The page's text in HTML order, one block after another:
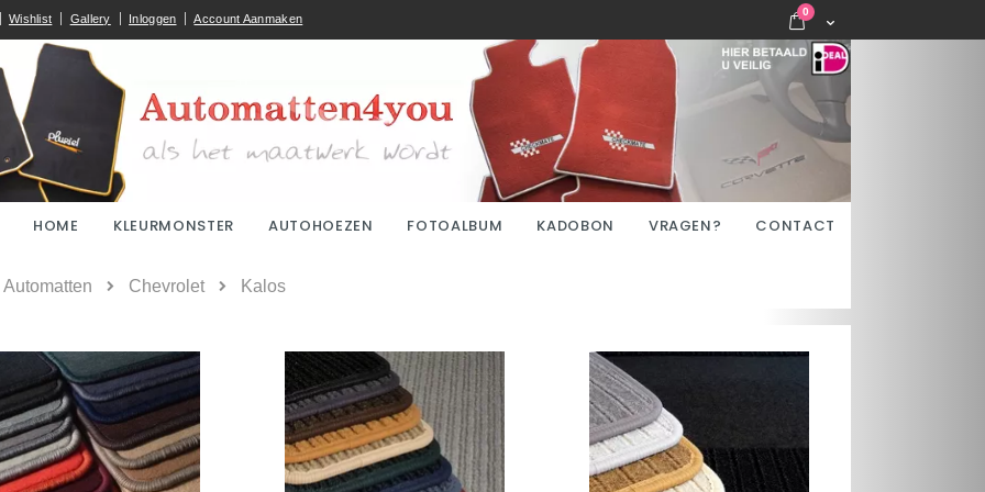
Wishlist Gallery Inloggen Account Aanmaken Cart
0 items
HOME KLEURMONSTER AUTOHOEZEN FOTOALBUM KADOBON VRAGEN? CONTACT
Automatten Chevrolet Kalos